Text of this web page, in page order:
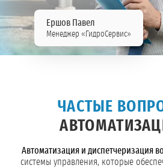
Ершов Павел
Менеджер «ГидроСервис»
ЧАСТЫЕ
Автоматизация и диспетчеризация
системы управления, которые